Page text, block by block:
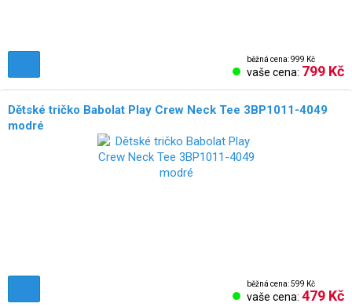
běžná cena: 999 Kč
vaše cena: 799 Kč
Dětské tričko Babolat Play Crew Neck Tee 3BP1011-4049
modré
běžná cena: 599 Kč
vaše cena: 479 Kč